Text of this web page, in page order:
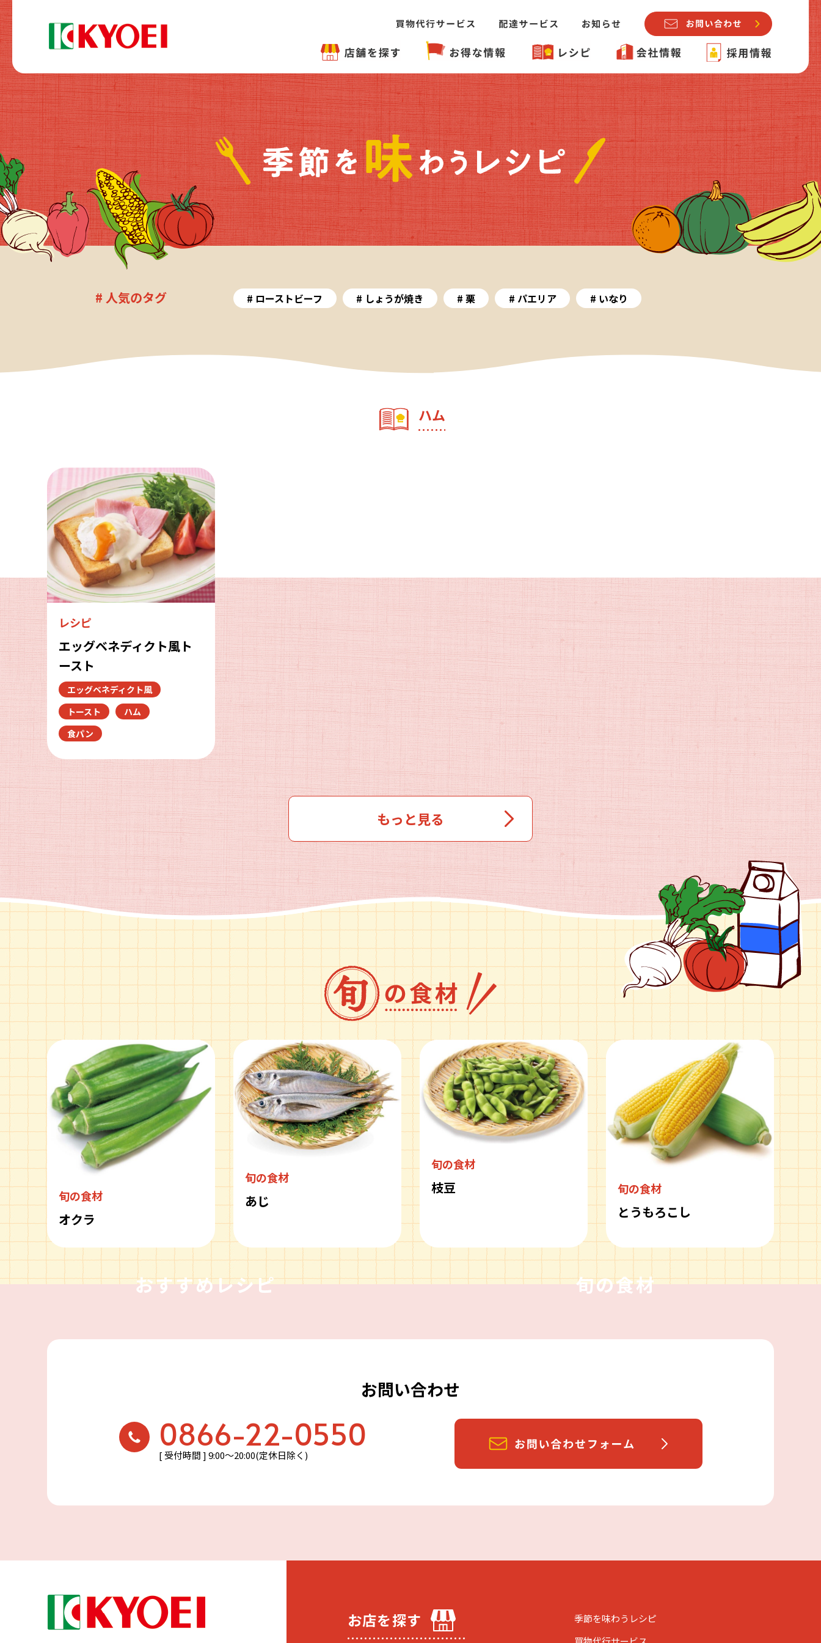
# 人気のタグ ローストビーフ しょうが焼き 栗 パエリア いなり
ハム
レシピ
エッグベネディクト風ト
ースト
エッグベネディクト風
トースト
ハム
食パン
もっと見る
旬の食材
オクラ
旬の食材
あじ
旬の食材
枝豆 旬の食材
とうもろこし
おすすめレシピ 旬の食材
お問い合わせ
0866-22-0550
[ 受付時間 ] 9:00〜20:00(定休日除く)
お店を探す
季節を味わうレシピ